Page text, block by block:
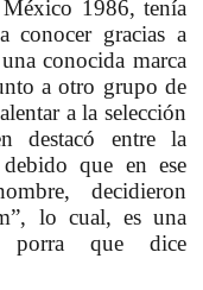
1986, tenía
gracias a
conocida marca
a otro grupo de
a la selección
destacó entre la
que en ese
decidieron
lo cual, es una
porra que dice